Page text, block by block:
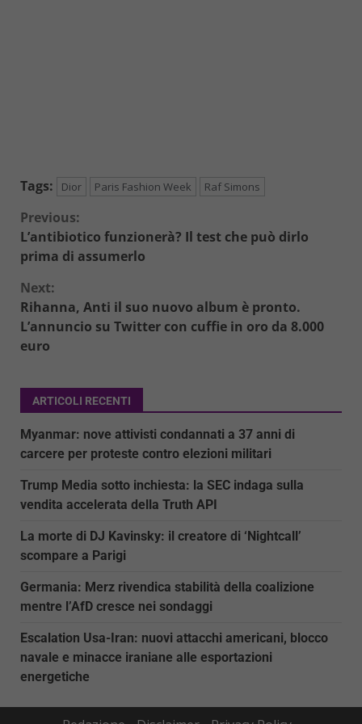
Tags: Dior Paris Fashion Week Raf Simons
Continue
Reading
Previous:
L’antibiotico funzionerà? Il test che può dirlo
prima di assumerlo
Next:
Rihanna, Anti il suo nuovo album è pronto.
L’annuncio su Twitter con cuffie in oro da 8.000
euro
ARTICOLI RECENTI
Myanmar: nove attivisti condannati a 37 anni di
carcere per proteste contro elezioni militari
Trump Media sotto inchiesta: la SEC indaga sulla
vendita accelerata della Truth API
La morte di DJ Kavinsky: il creatore di ‘Nightcall’
scompare a Parigi
Germania: Merz rivendica stabilità della coalizione
mentre l’AfD cresce nei sondaggi
Escalation Usa-Iran: nuovi attacchi americani, blocco
navale e minacce iraniane alle esportazioni
energetiche